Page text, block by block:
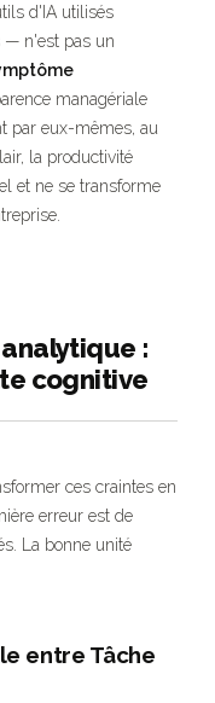
d'IA utilisés
— n'est pas un
managériale
par eux-mêmes, au
la productivité
et ne se transforme
:
cognitive
ces craintes en
erreur est de
La bonne unité
entre Tâche